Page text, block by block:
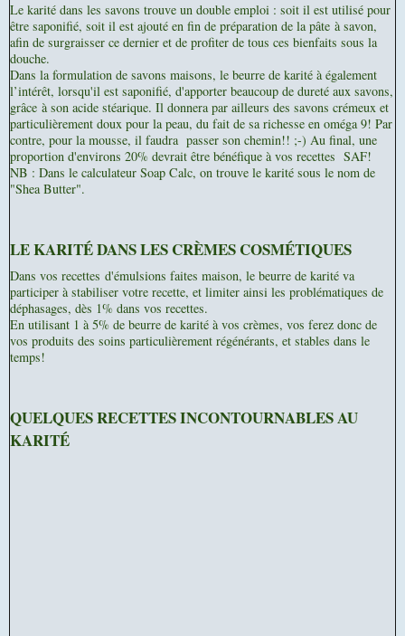
Le karité dans les savons trouve un double emploi : soit il est utilisé pour
être saponifié, soit il est ajouté en fin de préparation de la pâte à savon,
afin de surgraisser ce dernier et de profiter de tous ces bienfaits sous la
douche.
Dans la formulation de savons maisons, le beurre de karité à également
l’intérêt, lorsqu'il est saponifié, d'apporter beaucoup de dureté aux savons,
grâce à son acide stéarique. Il donnera par ailleurs des savons crémeux et
particulièrement doux pour la peau, du fait de sa richesse en oméga 9! Par
contre, pour la mousse, il faudra passer son chemin!! ;-) Au final, une
proportion d'environs 20% devrait être bénéfique à vos recettes SAF!
NB : Dans le calculateur Soap Calc, on trouve le karité sous le nom de
"Shea Butter".
LE KARITÉ DANS LES CRÈMES COSMÉTIQUES
Dans vos recettes d'émulsions faites maison, le beurre de karité va
participer à stabiliser votre recette, et limiter ainsi les problématiques de
déphasages, dès 1% dans vos recettes.
En utilisant 1 à 5% de beurre de karité à vos crèmes, vos ferez donc de
vos produits des soins particulièrement régénérants, et stables dans le
temps!
QUELQUES RECETTES INCONTOURNABLES AU
KARITÉ